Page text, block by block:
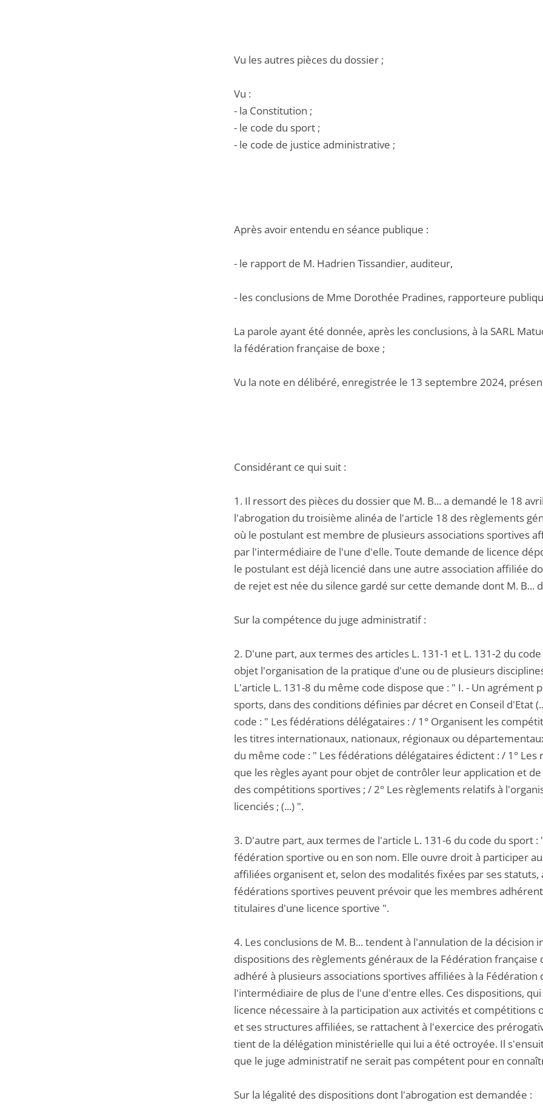
Vu les autres pièces du dossier ;
Vu :
- la Constitution ;
- le code du sport ;
- le code de justice administrative ;
Après avoir entendu en séance publique :
- le rapport de M. Hadrien Tissandier, auditeur,
- les conclusions de Mme Dorothée Pradines, rapporteure
La parole ayant été donnée, après les conclusions, à la SARL
la fédération française de boxe ;
Vu la note en délibéré, enregistrée le 13 septembre 2024,
Considérant ce qui suit :
1. Il ressort des pièces du dossier que M. B... a demandé le 18
l'abrogation du troisième alinéa de l'article 18 des règlements
où le postulant est membre de plusieurs associations sportives
par l'intermédiaire de l'une d'elle. Toute demande de licence
le postulant est déjà licencié dans une autre association affiliée
de rejet est née du silence gardé sur cette demande dont M.
Sur la compétence du juge administratif :
2. D'une part, aux termes des articles L. 131-1 et L. 131-2 du
objet l'organisation de la pratique d'une ou de plusieurs
L'article L. 131-8 du même code dispose que : " I. - Un
sports, dans des conditions définies par décret en Conseil d'Etat
code : " Les fédérations délégataires : / 1° Organisent les
les titres internationaux, nationaux, régionaux ou
du même code : " Les fédérations délégataires édictent : / 1°
que les règles ayant pour objet de contrôler leur application et
des compétitions sportives ; / 2° Les règlements relatifs à
licenciés ; (...) ".
3. D'autre part, aux termes de l'article L. 131-6 du code du sport
fédération sportive ou en son nom. Elle ouvre droit à participer
affiliées organisent et, selon des modalités fixées par ses
fédérations sportives peuvent prévoir que les membres
titulaires d'une licence sportive ".
4. Les conclusions de M. B... tendent à l'annulation de la
dispositions des règlements généraux de la Fédération
adhéré à plusieurs associations sportives affiliées à la
l'intermédiaire de plus de l'une d'entre elles. Ces dispositions,
licence nécessaire à la participation aux activités et compétitions
et ses structures affiliées, se rattachent à l'exercice des
tient de la délégation ministérielle qui lui a été octroyée. Il
que le juge administratif ne serait pas compétent pour en
Sur la légalité des dispositions dont l'abrogation est demandée :